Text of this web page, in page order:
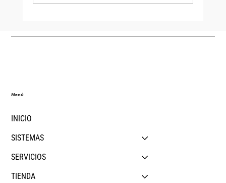
¿qué diferencia realmente a una
INICIO
SISTEMAS
SERVICIOS
TIENDA
Menú